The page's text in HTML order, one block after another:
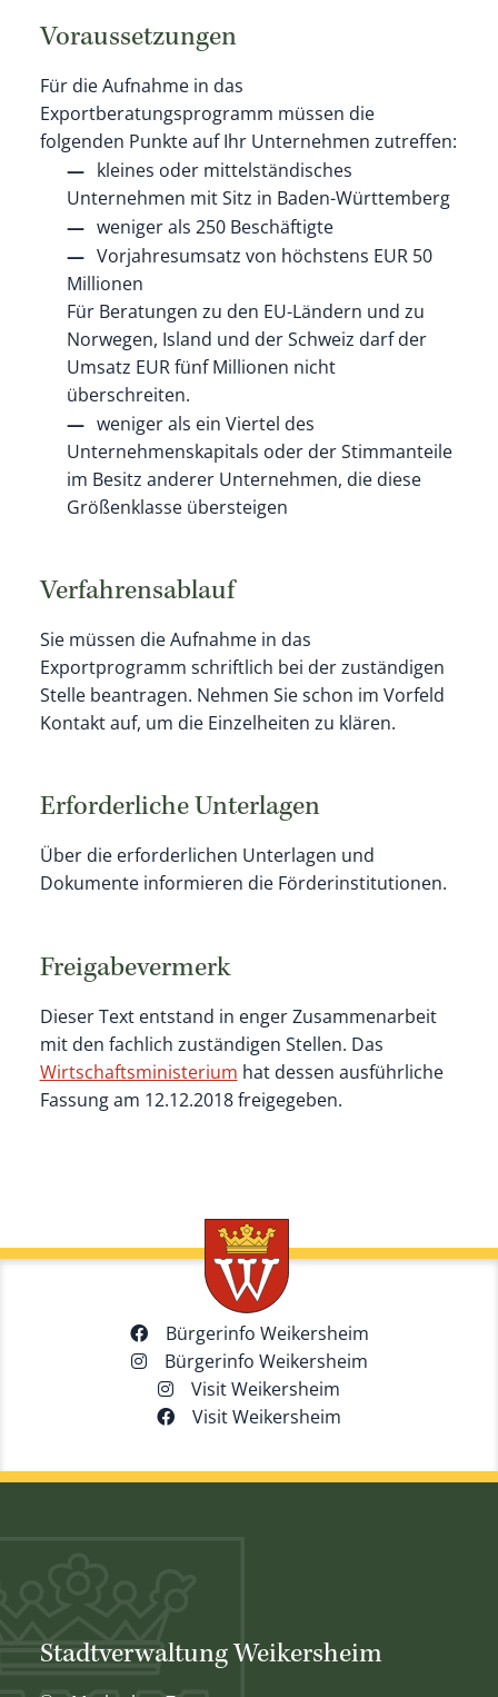
Voraussetzungen
Für die Aufnahme in das
Exportberatungsprogramm müssen die
folgenden Punkte auf Ihr Unternehmen zutreffen:
kleines oder mittelständisches
Unternehmen mit Sitz in Baden-Württemberg
weniger als 250 Beschäftigte
Vorjahresumsatz von höchstens EUR 50
Millionen
Für Beratungen zu den EU-Ländern und zu
Norwegen, Island und der Schweiz darf der
Umsatz EUR fünf Millionen nicht
überschreiten.
weniger als ein Viertel des
Unternehmenskapitals oder der Stimmanteile
im Besitz anderer Unternehmen, die diese
Größenklasse übersteigen
Verfahrensablauf
Sie müssen die Aufnahme in das
Exportprogramm schriftlich bei der zuständigen
Stelle beantragen. Nehmen Sie schon im Vorfeld
Kontakt auf, um die Einzelheiten zu klären.
Erforderliche Unterlagen
Über die erforderlichen Unterlagen und
Dokumente informieren die Förderinstitutionen.
Freigabevermerk
Dieser Text entstand in enger Zusammenarbeit
mit den fachlich zuständigen Stellen. Das
Wirtschaftsministerium hat dessen ausführliche
Fassung am 12.12.2018 freigegeben.
Bürgerinfo Weikersheim
Bürgerinfo Weikersheim
Visit Weikersheim
Visit Weikersheim
Stadtverwaltung Weikersheim